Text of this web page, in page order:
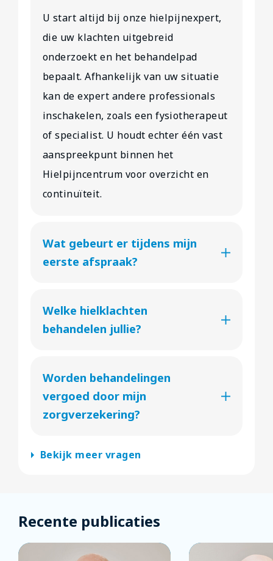
U start altijd bij onze hielpijnexpert,
die uw klachten uitgebreid
onderzoekt en het behandelpad
bepaalt. Afhankelijk van uw situatie
kan de expert andere professionals
inschakelen, zoals een fysiotherapeut
of specialist. U houdt echter één vast
aanspreekpunt binnen het
Hielpijncentrum voor overzicht en
continuïteit.
Wat gebeurt er tijdens mijn
eerste afspraak?
Welke hielklachten
behandelen jullie?
Worden behandelingen
vergoed door mijn
zorgverzekering?
arrow_right Bekijk meer vragen
Recente publicaties